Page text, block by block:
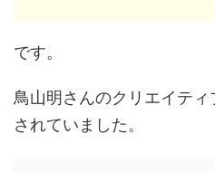
です。
鳥山明さんのクリエイテ
されていました。